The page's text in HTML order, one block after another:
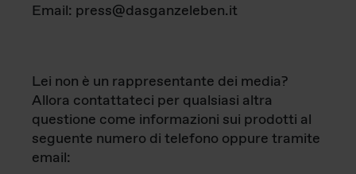
Email: press@dasganzeleben.it
Lei non è un rappresentante dei media?
Allora contattateci per qualsiasi altra
questione come informazioni sui prodotti al
seguente numero di telefono oppure tramite
email: